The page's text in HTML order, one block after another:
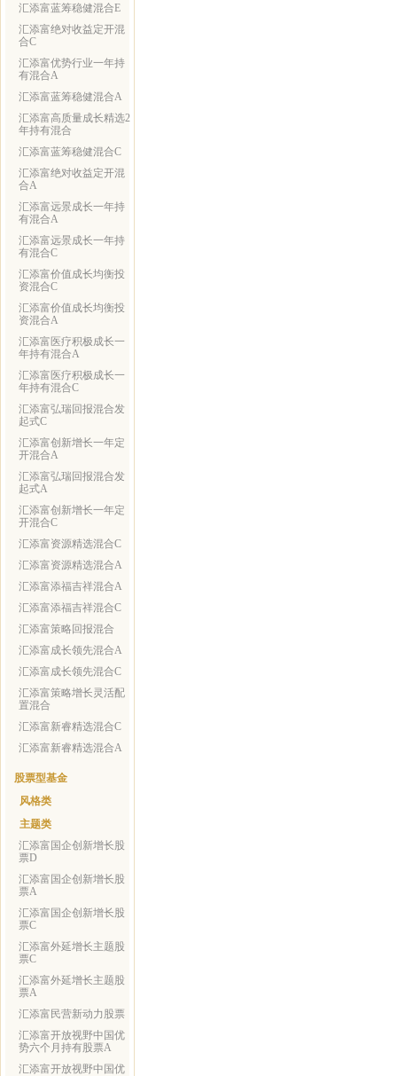
汇添富蓝筹稳健混合E
汇添富绝对收益定开混
合C
汇添富优势行业一年持
有混合A
汇添富蓝筹稳健混合A
汇添富高质量成长精选2
年持有混合
汇添富蓝筹稳健混合C
汇添富绝对收益定开混
合A
汇添富远景成长一年持
有混合A
汇添富远景成长一年持
有混合C
汇添富价值成长均衡投
资混合C
汇添富价值成长均衡投
资混合A
汇添富医疗积极成长一
年持有混合A
汇添富医疗积极成长一
年持有混合C
汇添富弘瑞回报混合发
起式C
汇添富创新增长一年定
开混合A
汇添富弘瑞回报混合发
起式A
汇添富创新增长一年定
开混合C
汇添富资源精选混合C
汇添富资源精选混合A
汇添富添福吉祥混合A
汇添富添福吉祥混合C
汇添富策略回报混合
汇添富成长领先混合A
汇添富成长领先混合C
汇添富策略增长灵活配
置混合
汇添富新睿精选混合C
汇添富新睿精选混合A
股票型基金
风格类
主题类
汇添富国企创新增长股
票D
汇添富国企创新增长股
票A
汇添富国企创新增长股
票C
汇添富外延增长主题股
票C
汇添富外延增长主题股
票A
汇添富民营新动力股票
汇添富开放视野中国优
势六个月持有股票A
汇添富开放视野中国优